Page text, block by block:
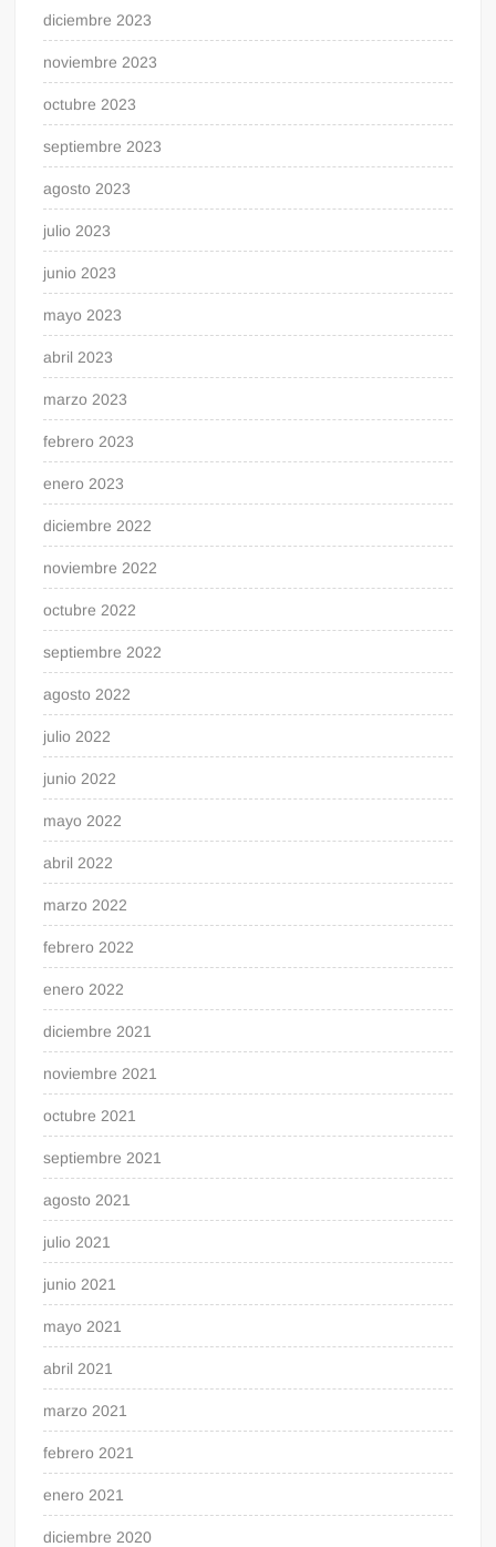
diciembre 2023
noviembre 2023
octubre 2023
septiembre 2023
agosto 2023
julio 2023
junio 2023
mayo 2023
abril 2023
marzo 2023
febrero 2023
enero 2023
diciembre 2022
noviembre 2022
octubre 2022
septiembre 2022
agosto 2022
julio 2022
junio 2022
mayo 2022
abril 2022
marzo 2022
febrero 2022
enero 2022
diciembre 2021
noviembre 2021
octubre 2021
septiembre 2021
agosto 2021
julio 2021
junio 2021
mayo 2021
abril 2021
marzo 2021
febrero 2021
enero 2021
diciembre 2020